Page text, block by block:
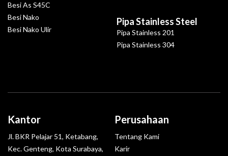
Besi As S45C
Besi Nako
Besi Nako Ulir
Pipa Stainless Steel
Pipa Stainless 201
Pipa Stainless 304
Kantor
Jl. BKR Pelajar 51, Ketabang,
Kec. Genteng, Kota Surabaya,
Perusahaan
Tentang Kami
Karir